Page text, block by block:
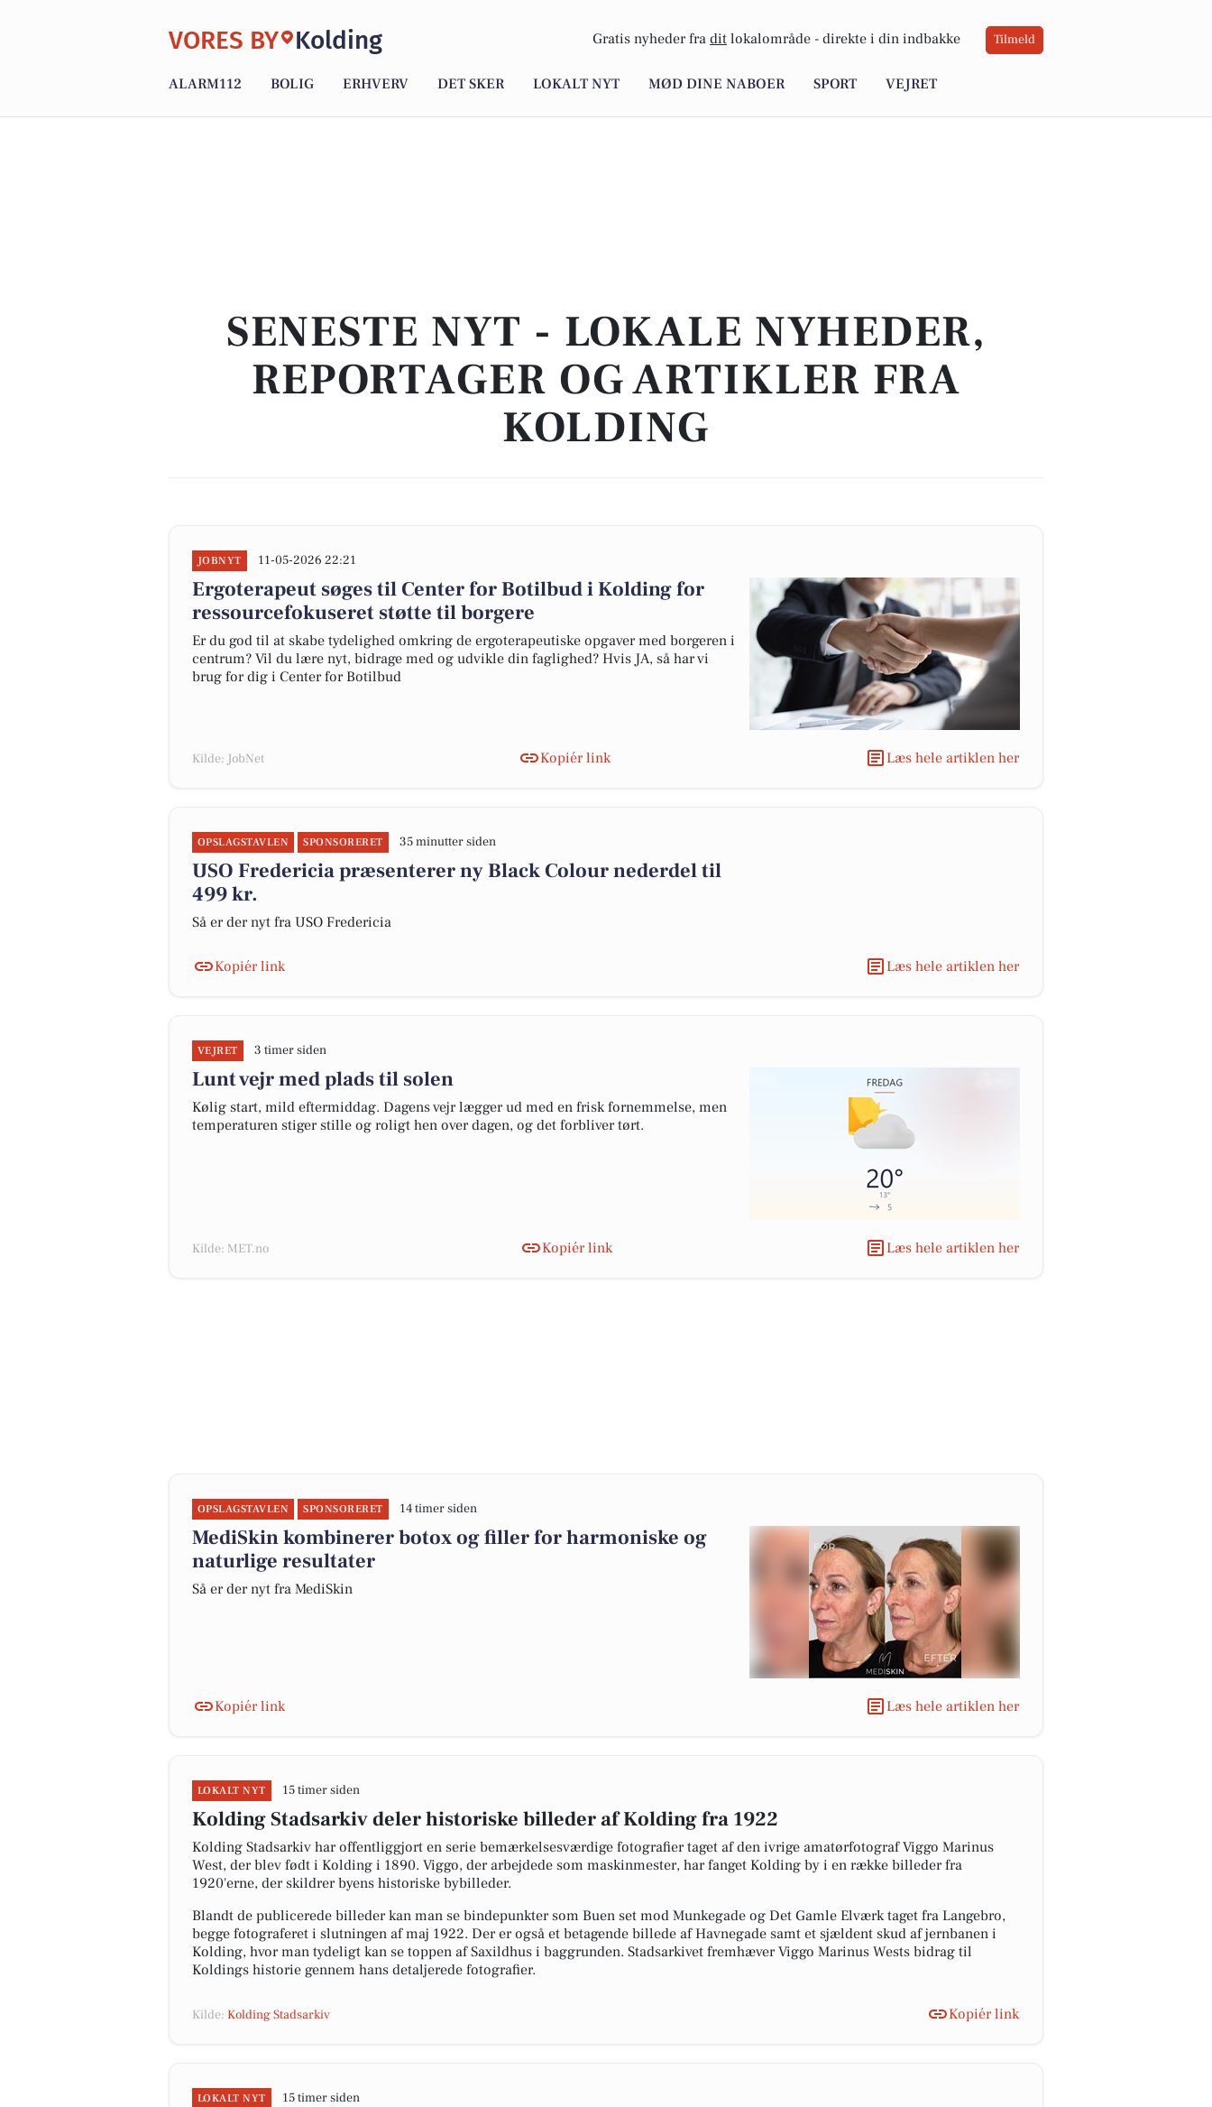
VORES BY Kolding Gratis nyheder fra dit lokalområde - direkte i din indbakke Tilmeld
ALARM112 BOLIG ERHVERV DET SKER LOKALT NYT MØD DINE NABOER SPORT VEJRET
SENESTE NYT - LOKALE NYHEDER,
REPORTAGER OG ARTIKLER FRA
KOLDING
JOBNYT 11-05-2026 22:21
Ergoterapeut søges til Center for Botilbud i Kolding for
ressourcefokuseret støtte til borgere
Er du god til at skabe tydelighed omkring de ergoterapeutiske opgaver med borgeren i
centrum? Vil du lære nyt, bidrage med og udvikle din faglighed? Hvis JA, så har vi
brug for dig i Center for Botilbud
Kilde: JobNet Kopiér link Læs hele artiklen her
OPSLAGSTAVLEN SPONSORERET 35 minutter siden
USO Fredericia præsenterer ny Black Colour nederdel til
499 kr.
Så er der nyt fra USO Fredericia
Kopiér link Læs hele artiklen her
VEJRET 3 timer siden
Lunt vejr med plads til solen
Kølig start, mild eftermiddag. Dagens vejr lægger ud med en frisk fornemmelse, men
temperaturen stiger stille og roligt hen over dagen, og det forbliver tørt.
Kilde: MET.no Kopiér link Læs hele artiklen her
OPSLAGSTAVLEN SPONSORERET 14 timer siden
MediSkin kombinerer botox og filler for harmoniske og
naturlige resultater
Så er der nyt fra MediSkin
Kopiér link Læs hele artiklen her
LOKALT NYT 15 timer siden
Kolding Stadsarkiv deler historiske billeder af Kolding fra 1922
Kolding Stadsarkiv har offentliggjort en serie bemærkelsesværdige fotografier taget af den ivrige amatørfotograf Viggo Marinus
West, der blev født i Kolding i 1890. Viggo, der arbejdede som maskinmester, har fanget Kolding by i en række billeder fra
1920'erne, der skildrer byens historiske bybilleder.
Blandt de publicerede billeder kan man se bindepunkter som Buen set mod Munkegade og Det Gamle Elværk taget fra Langebro,
begge fotograferet i slutningen af maj 1922. Der er også et betagende billede af Havnegade samt et sjældent skud af jernbanen i
Kolding, hvor man tydeligt kan se toppen af Saxildhus i baggrunden. Stadsarkivet fremhæver Viggo Marinus Wests bidrag til
Koldings historie gennem hans detaljerede fotografier.
Kilde: Kolding Stadsarkiv Kopiér link
LOKALT NYT 15 timer siden